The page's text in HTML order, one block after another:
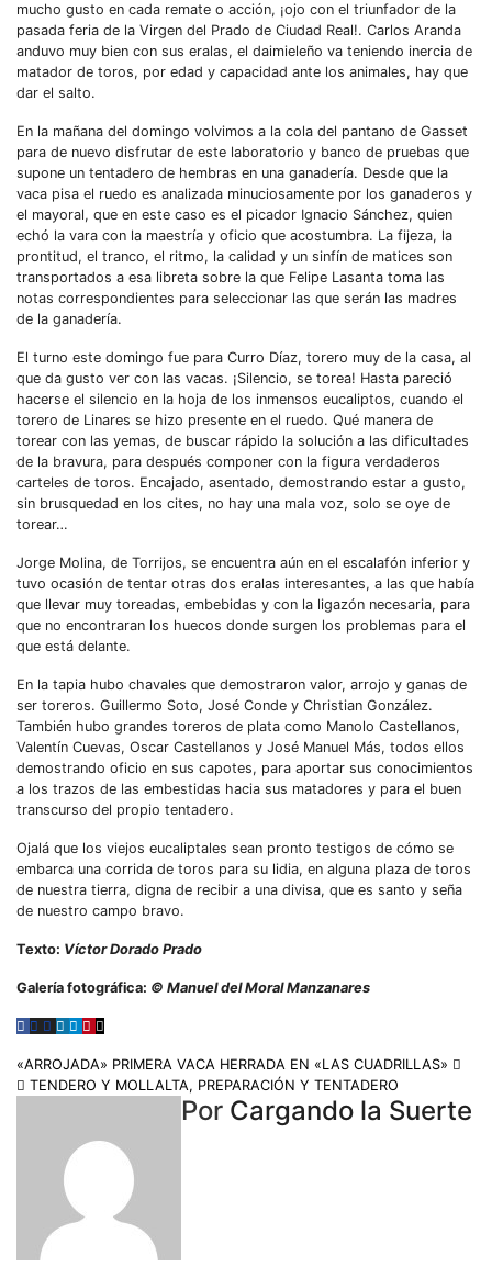
mucho gusto en cada remate o acción, ¡ojo con el triunfador de la
pasada feria de la Virgen del Prado de Ciudad Real!. Carlos Aranda
anduvo muy bien con sus eralas, el daimieleño va teniendo inercia de
matador de toros, por edad y capacidad ante los animales, hay que
dar el salto.
En la mañana del domingo volvimos a la cola del pantano de Gasset
para de nuevo disfrutar de este laboratorio y banco de pruebas que
supone un tentadero de hembras en una ganadería. Desde que la
vaca pisa el ruedo es analizada minuciosamente por los ganaderos y
el mayoral, que en este caso es el picador Ignacio Sánchez, quien
echó la vara con la maestría y oficio que acostumbra. La fijeza, la
prontitud, el tranco, el ritmo, la calidad y un sinfín de matices son
transportados a esa libreta sobre la que Felipe Lasanta toma las
notas correspondientes para seleccionar las que serán las madres
de la ganadería.
El turno este domingo fue para Curro Díaz, torero muy de la casa, al
que da gusto ver con las vacas. ¡Silencio, se torea! Hasta pareció
hacerse el silencio en la hoja de los inmensos eucaliptos, cuando el
torero de Linares se hizo presente en el ruedo. Qué manera de
torear con las yemas, de buscar rápido la solución a las dificultades
de la bravura, para después componer con la figura verdaderos
carteles de toros. Encajado, asentado, demostrando estar a gusto,
sin brusquedad en los cites, no hay una mala voz, solo se oye de
torear…
Jorge Molina, de Torrijos, se encuentra aún en el escalafón inferior y
tuvo ocasión de tentar otras dos eralas interesantes, a las que había
que llevar muy toreadas, embebidas y con la ligazón necesaria, para
que no encontraran los huecos donde surgen los problemas para el
que está delante.
En la tapia hubo chavales que demostraron valor, arrojo y ganas de
ser toreros. Guillermo Soto, José Conde y Christian González.
También hubo grandes toreros de plata como Manolo Castellanos,
Valentín Cuevas, Oscar Castellanos y José Manuel Más, todos ellos
demostrando oficio en sus capotes, para aportar sus conocimientos
a los trazos de las embestidas hacia sus matadores y para el buen
transcurso del propio tentadero.
Ojalá que los viejos eucaliptales sean pronto testigos de cómo se
embarca una corrida de toros para su lidia, en alguna plaza de toros
de nuestra tierra, digna de recibir a una divisa, que es santo y seña
de nuestro campo bravo.
Texto: Víctor Dorado Prado
Galería fotográfica: © Manuel del Moral Manzanares
«ARROJADA» PRIMERA VACA HERRADA EN «LAS CUADRILLAS»
TENDERO Y MOLLALTA, PREPARACIÓN Y TENTADERO
Por Cargando la Suerte